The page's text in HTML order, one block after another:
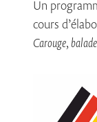
Un
cours
Carouge,